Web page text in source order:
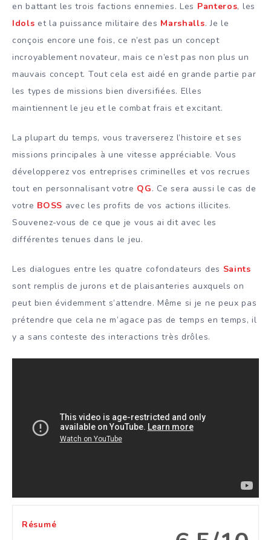
en battant les trois factions ennemies. Les Panteros, les
Idols et la puissance militaire des Marshalls. Je le
conçois encore une fois, ce n’est pas un concept
incroyablement novateur, mais ce n’est pas non plus un
mauvais concept. Tout cela est aidé en grande partie par
les types de missions bien diversifiées. Elles
maintiennent le jeu et le combat frais et excitant.
La plupart du temps, vous traverserez l’histoire et ses
missions principales à une vitesse appréciable. Vous
développerez vos entreprises criminelles et vos recrues
tout en personnalisant votre QG. Ce sera aussi le cas de
votre BOSS avec les profits de vos actions illicites.
Souvenez-vous de ce que je vous ai dit avec les
différentes tenues dans le jeu.
Les dialogues entre les quatre cofondateurs des Saints
sont remplis de jurons et de plaisanteries auxquels on
peut bien évidemment s’attendre. Même si je ne peux pas
prétendre que cela ne m’agace pas de temps en temps, il
y a sans conteste des interactions très drôles.
Résumé